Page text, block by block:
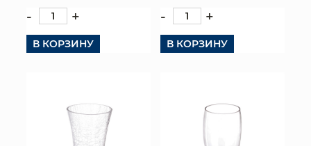
- +
В КОРЗИНУ
- +
В КОРЗИНУ